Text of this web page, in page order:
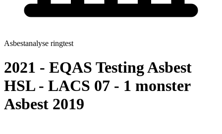
Asbestanalyse ringtest
2021 - EQAS Testing Asbest
HSL - LACS 07 - 1 monster
Asbest 2019